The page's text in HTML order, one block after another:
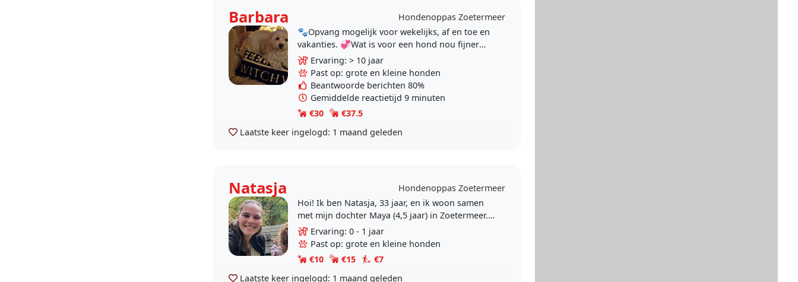
Barbara
Hondenoppas Zoetermeer
🐾Opvang mogelijk voor wekelijks, af en toe en
vakanties. 💞Wat is voor een hond nou fijner
dan in een huis te verblijven met andere honden
die..
Ervaring: > 10 jaar
Past op: grote en kleine honden
Beantwoorde berichten 80%
Gemiddelde reactietijd 9 minuten
€30
€37.5
Laatste keer ingelogd: 1 maand geleden
Natasja
Hondenoppas Zoetermeer
Hoi! Ik ben Natasja, 33 jaar, en ik woon samen
met mijn dochter Maya (4,5 jaar) in Zoetermeer.
Wij zijn gek op honden, maar omdat een eigen
hond op..
Ervaring: 0 - 1 jaar
Past op: grote en kleine honden
€10
€15
€7
Laatste keer ingelogd: 1 maand geleden